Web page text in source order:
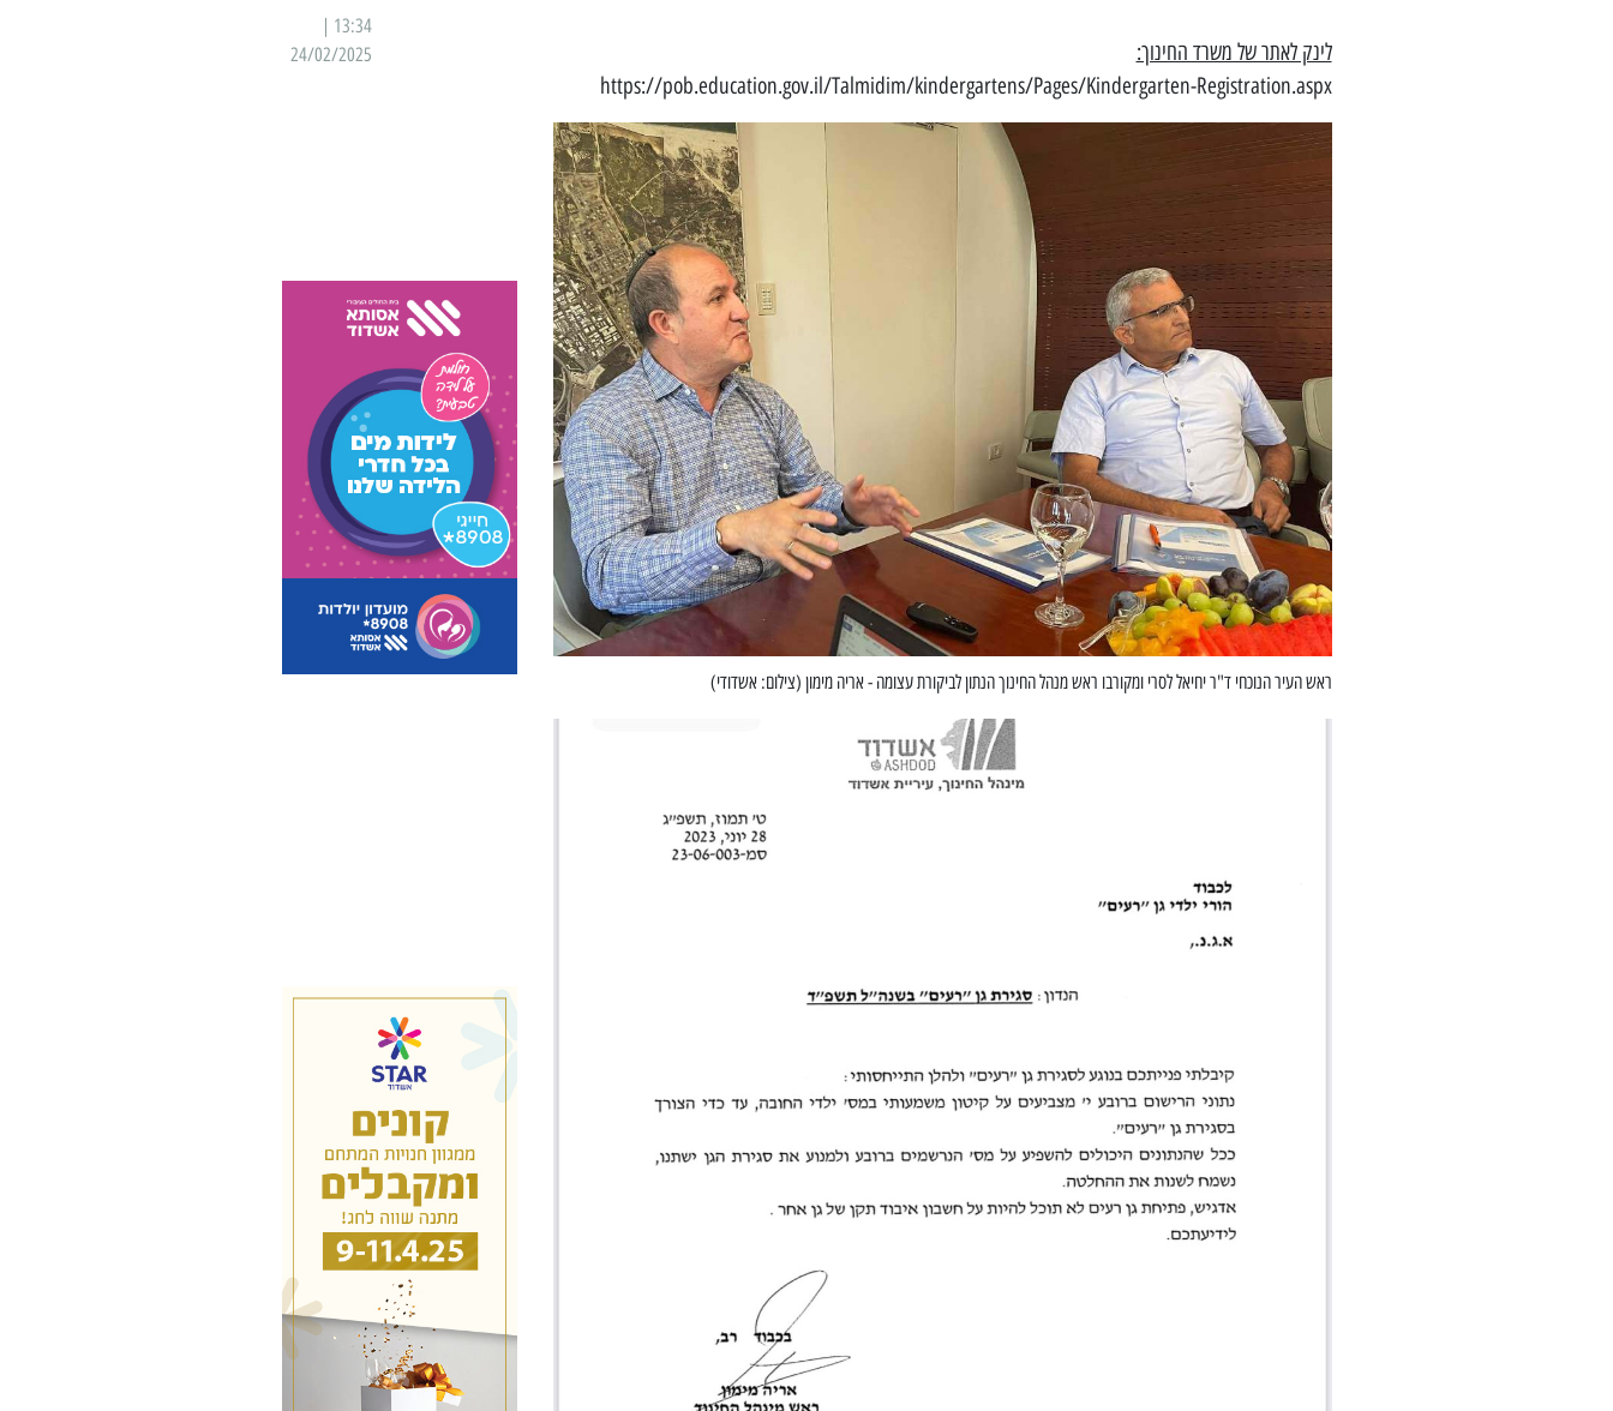
לינק לאתר של משרד החינוך:
https://pob.education.gov.il/Talmidim/kindergartens/Pages/Kindergarten-Registration.aspx
ראש העיר הנוכחי ד"ר יחיאל לסרי ומקורבו ראש מנהל החינוך הנתון לביקורת עצומה - אריה מימון (צילום: אשדודי)
24/02/2025